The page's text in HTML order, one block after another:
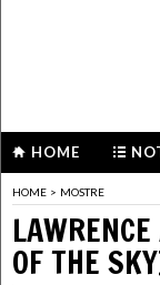
HOME
HOME > MOSTRE
OF THE